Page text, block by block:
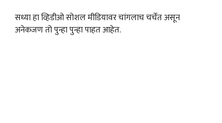
सध्या हा व्हिडीओ सोशल मीडियावर चांगलाच चर्चेत असून
अनेकजण तो पुन्हा पुन्हा पाहत आहेत.